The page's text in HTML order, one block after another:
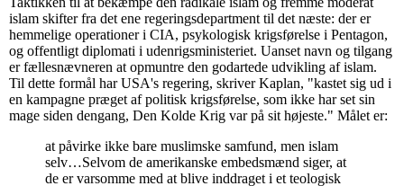
islam skifter fra det ene regeringsdepartment til det næste: der er
hemmelige operationer i CIA, psykologisk krigsførelse i Pentagon,
og offentligt diplomati i udenrigsministeriet. Uanset navn og tilgang
er fællesnævneren at opmuntre den godartede udvikling af islam.
Til dette formål har USA's regering, skriver Kaplan, "kastet sig ud i
en kampagne præget af politisk krigsførelse, som ikke har set sin
mage siden dengang, Den Kolde Krig var på sit højeste." Målet er:
at påvirke ikke bare muslimske samfund, men islam
selv…Selvom de amerikanske embedsmænd siger, at
de er varsomme med at blive inddraget i et teologisk